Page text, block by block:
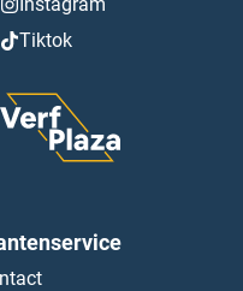
Tiktok